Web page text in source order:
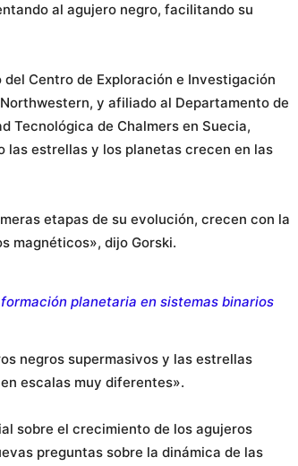
al agujero negro, facilitando su
Centro de Exploración e Investigación
y afiliado al Departamento de
Tecnológica de Chalmers en Suecia,
las estrellas y los planetas crecen en las
etapas de su evolución, crecen con la
magnéticos», dijo Gorski.
planetaria en sistemas binarios
negros supermasivos y las estrellas
escalas muy diferentes».
sobre el crecimiento de los agujeros
preguntas sobre la dinámica de las